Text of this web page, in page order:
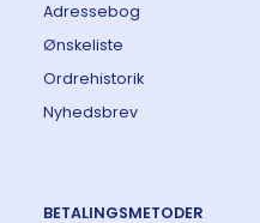
Adressebog
Ønskeliste
Ordrehistorik
Nyhedsbrev
BETALINGSMETODER